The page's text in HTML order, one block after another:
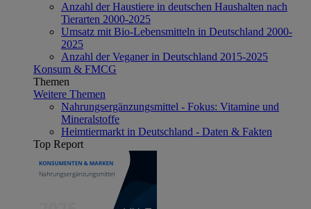
Anzahl der Haustiere in deutschen Haushalten nach
Tierarten 2000-2025
Umsatz mit Bio-Lebensmitteln in Deutschland 2000-
2025
Anzahl der Veganer in Deutschland 2015-2025
Konsum & FMCG
Themen
Weitere Themen
Nahrungsergänzungsmittel - Fokus: Vitamine und
Mineralstoffe
Heimtiermarkt in Deutschland - Daten & Fakten
Top Report